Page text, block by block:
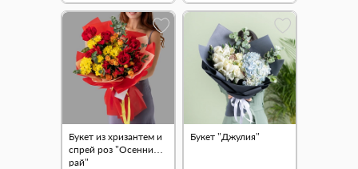
Букет из хризантем и
спрей роз "Осенний
рай"
Букет "Джулия"